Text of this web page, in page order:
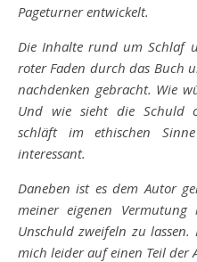
Pageturner entwickelt.
Die Inhalte rund um Schlaf
roter Faden durch das Buch
nachdenken gebracht. Wie
Und wie sieht die Schuld
schläft im ethischen
interessant.
Daneben ist es dem Autor
meiner eigenen
Unschuld zweifeln zu lassen.
mich leider auf einen Teil der